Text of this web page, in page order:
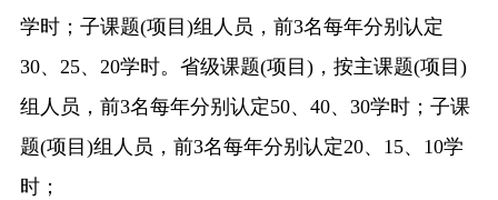
学时；子课题(项目 )组人员，前3名每年分别认定
30、 25、 20学时。省级课题(项目 )，按主课题(项目 )
组人员，前3名每年分别认定50、 40、 30学时；子课
题(项目 )组人员，前3名每年分别认定20、 15、 10学
时；